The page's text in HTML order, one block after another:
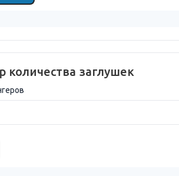
количества заглушек